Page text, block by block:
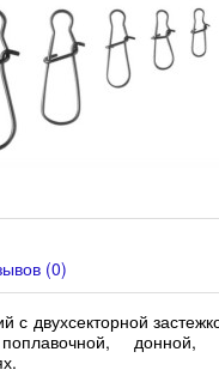
(0)
с двухсекторной